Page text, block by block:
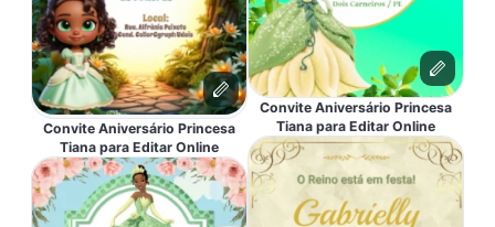
Convite Aniversário Princesa
Tiana para Editar Online
Convite Aniversário Princesa
Tiana para Editar Online